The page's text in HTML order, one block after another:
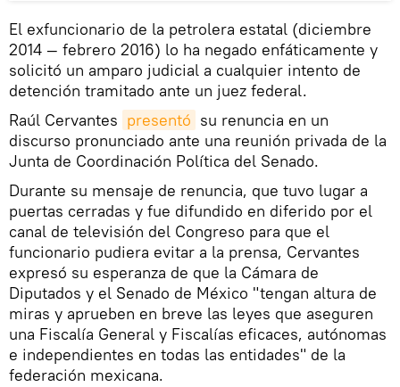
El exfuncionario de la petrolera estatal (diciembre
2014 — febrero 2016) lo ha negado enfáticamente y
solicitó un amparo judicial a cualquier intento de
detención tramitado ante un juez federal.
Raúl Cervantes presentó su renuncia en un
discurso pronunciado ante una reunión privada de la
Junta de Coordinación Política del Senado.
Durante su mensaje de renuncia, que tuvo lugar a
puertas cerradas y fue difundido en diferido por el
canal de televisión del Congreso para que el
funcionario pudiera evitar a la prensa, Cervantes
expresó su esperanza de que la Cámara de
Diputados y el Senado de México "tengan altura de
miras y aprueben en breve las leyes que aseguren
una Fiscalía General y Fiscalías eficaces, autónomas
e independientes en todas las entidades" de la
federación mexicana.